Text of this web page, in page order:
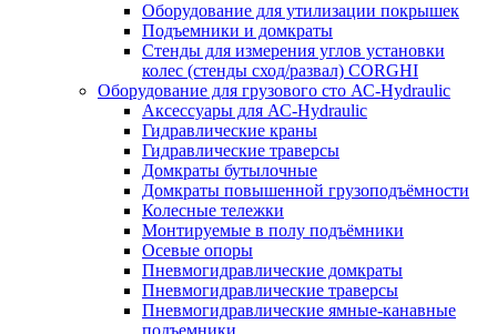
Оборудование для утилизации покрышек
Подъемники и домкраты
Стенды для измерения углов установки
колес (стенды сход/развал) CORGHI
Оборудование для грузового сто АС-Hydraulic
Аксессуары для АС-Hydraulic
Гидравлические краны
Гидравлические траверсы
Домкраты бутылочные
Домкраты повышенной грузоподъёмности
Колесные тележки
Монтируемые в полу подъёмники
Осевые опоры
Пневмогидравлические домкраты
Пневмогидравлические траверсы
Пневмогидравлические ямные-канавные
подъемники